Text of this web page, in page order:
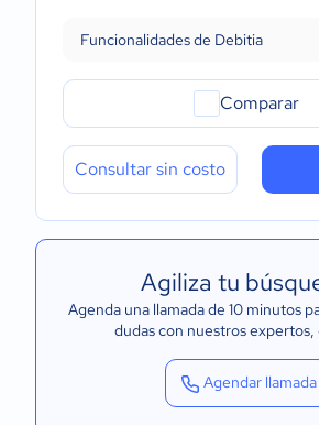
Funcionalidades de Debitia
Comparar
Consultar sin costo
Agiliza tu
Agenda una llamada de 10 minutos
dudas con nuestros expertos,
Agendar llamada